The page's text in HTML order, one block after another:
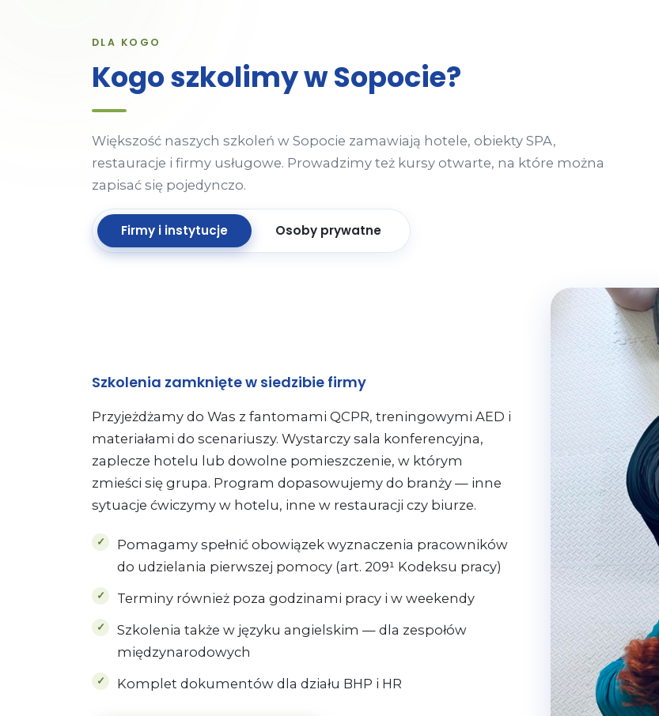
DLA KOGO
Kogo szkolimy w Sopocie?
Większość naszych szkoleń w Sopocie zamawiają hotele, obiekty SPA,
restauracje i firmy usługowe. Prowadzimy też kursy otwarte, na które można
zapisać się pojedynczo.
Firmy i instytucje Osoby prywatne
Szkolenia zamknięte w siedzibie firmy
Przyjeżdżamy do Was z fantomami QCPR, treningowymi AED i
materiałami do scenariuszy. Wystarczy sala konferencyjna,
zaplecze hotelu lub dowolne pomieszczenie, w którym
zmieści się grupa. Program dopasowujemy do branży — inne
sytuacje ćwiczymy w hotelu, inne w restauracji czy biurze.
Pomagamy spełnić obowiązek wyznaczenia pracowników
do udzielania pierwszej pomocy (art. 209¹ Kodeksu pracy)
Terminy również poza godzinami pracy i w weekendy
Szkolenia także w języku angielskim — dla zespołów
międzynarodowych
Komplet dokumentów dla działu BHP i HR